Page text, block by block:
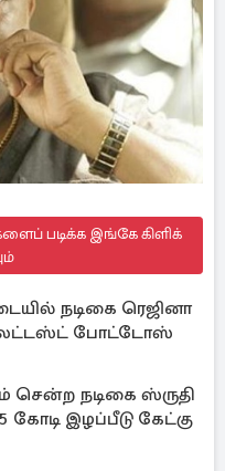
படிக்க இங்கே கிளிக்
நடிகை ரெஜினா
போட்டோஸ்
சென்ற நடிகை ஸ்ருதி
கோடி இழப்பீடு கேட்கு